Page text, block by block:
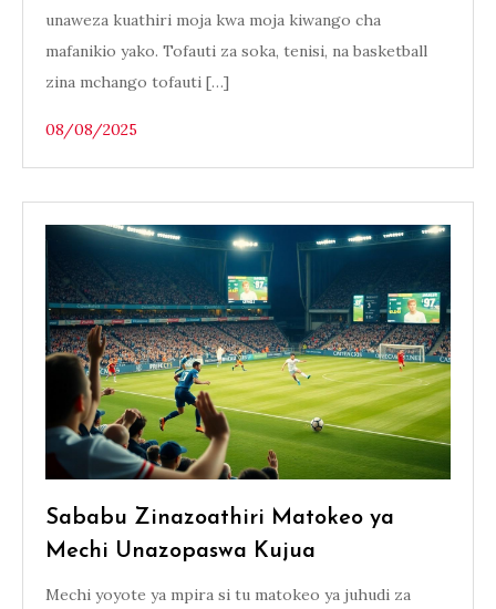
unaweza kuathiri moja kwa moja kiwango cha
mafanikio yako. Tofauti za soka, tenisi, na basketball
zina mchango tofauti […]
08/08/2025
Sababu Zinazoathiri Matokeo ya
Mechi Unazopaswa Kujua
Mechi yoyote ya mpira si tu matokeo ya juhudi za